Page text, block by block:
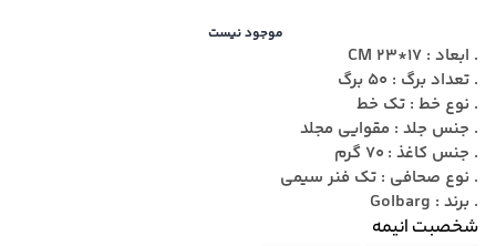
موجود نیست
. ابعاد : 17*23 CM
. تعداد برگ : 50 برگ
. نوع خط : تک خط
. جنس جلد : مقوایی مجلد
. جنس کاغذ : 70 گرم
. نوع صحافی : تک فنر سیمی
. برند : Golbarg
شخصبت انیمه